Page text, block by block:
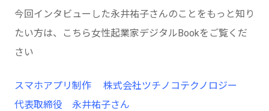
今回インタビューした永井祐子さんのことをもっと知り
たい方は、こちら女性起業家デジタルBookをご覧くだ
さい
スマホアプリ制作 株式会社ツチノコテクノロジー
代表取締役 永井祐子さん